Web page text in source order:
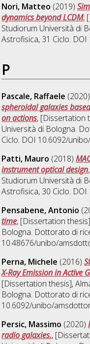
Nori, Matteo (2019)
dynamics beyond LCDM,
Studiorum Università di
Astrofisica, 31 Ciclo.
P
Pascale, Raffaele
spheroidal galaxies
on actions, [Dissertation
Università di Bologna.
Ciclo. DOI 10.6092/
Patti, Mauro (2018)
instrument optical design
Studiorum Università di
Astrofisica, 30 Ciclo.
Pensabene, Antonio
time, [Dissertation
Bologna. Dottorato di
10.48676/unibo/
Perna, Michele (2016)
X-Ray Emission in Active
[Dissertation thesis],
Bologna. Dottorato di
10.6092/unibo/
Persic, Massimo (2020)
radio galaxies.,